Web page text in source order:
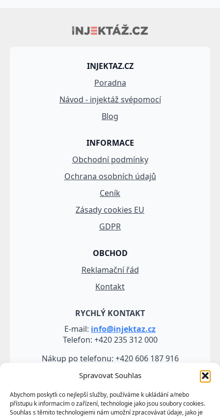
Spravovat Souhlas
Abychom poskytli co nejlepší služby, používáme k ukládání a/nebo
přístupu k informacím o zařízení, technologie jako jsou soubory cookies.
Souhlas s těmito technologiemi nám umožní zpracovávat údaje, jako je
INJEKTAZ.CZ
Poradna
Návod - injektáž svépomocí
Blog
INFORMACE
Obchodní podmínky
Ochrana osobních údajů
Ceník
Zásady cookies EU
GDPR
OBCHOD
Reklamační řád
Kontakt
RYCHLÝ KONTAKT
E-mail: info@injektaz.cz
Telefon: +420 235 312 000
Nákup po telefonu: +420 606 187 916